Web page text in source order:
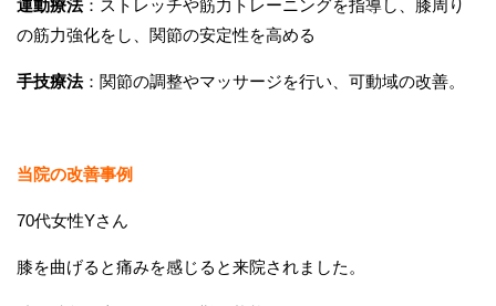
運動療法：ストレッチや筋力トレーニングを指導し、膝周り
の筋力強化をし、関節の安定性を高める
手技療法：関節の調整やマッサージを行い、可動域の改善。
当院の改善事例
70代女性Yさん
膝を曲げると痛みを感じると来院されました。